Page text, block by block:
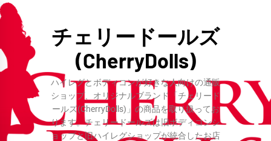
コ
ン
キ
チェリードールズ
(CherryDolls)
ハイレグとボディコンが好きな人向けの通販
ショップ、オリジナルブランド「チェリード
ールズ(CherryDolls)」の商品を取り扱ってお
ります。チェリードールズは旧ボディコンシ
ョップと旧ハイレグショップが統合したお店